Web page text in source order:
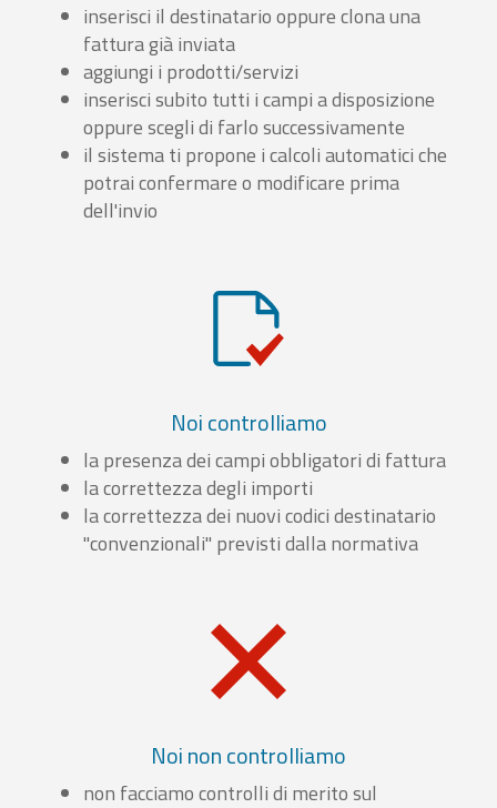
inserisci il destinatario oppure clona una
fattura già inviata
aggiungi i prodotti/servizi
inserisci subito tutti i campi a disposizione
oppure scegli di farlo successivamente
il sistema ti propone i calcoli automatici che
potrai confermare o modificare prima
dell'invio
Noi controlliamo
la presenza dei campi obbligatori di fattura
la correttezza degli importi
la correttezza dei nuovi codici destinatario
"convenzionali" previsti dalla normativa
Noi non controlliamo
non facciamo controlli di merito sul